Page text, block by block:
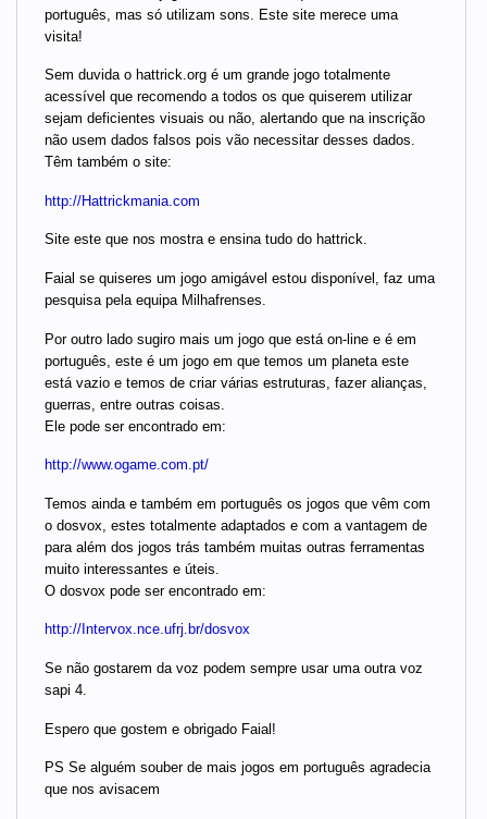
português, mas só utilizam sons. Este site merece uma
visita!
Sem duvida o hattrick.org é um grande jogo totalmente
acessível que recomendo a todos os que quiserem utilizar
sejam deficientes visuais ou não, alertando que na inscrição
não usem dados falsos pois vão necessitar desses dados.
Têm também o site:
http://Hattrickmania.com
Site este que nos mostra e ensina tudo do hattrick.
Faial se quiseres um jogo amigável estou disponível, faz uma
pesquisa pela equipa Milhafrenses.
Por outro lado sugiro mais um jogo que está on-line e é em
português, este é um jogo em que temos um planeta este
está vazio e temos de criar várias estruturas, fazer alianças,
guerras, entre outras coisas.
Ele pode ser encontrado em:
http://www.ogame.com.pt/
Temos ainda e também em português os jogos que vêm com
o dosvox, estes totalmente adaptados e com a vantagem de
para além dos jogos trás também muitas outras ferramentas
muito interessantes e úteis.
O dosvox pode ser encontrado em:
http://Intervox.nce.ufrj.br/dosvox
Se não gostarem da voz podem sempre usar uma outra voz
sapi 4.
Espero que gostem e obrigado Faial!
PS Se alguém souber de mais jogos em português agradecia
que nos avisacem